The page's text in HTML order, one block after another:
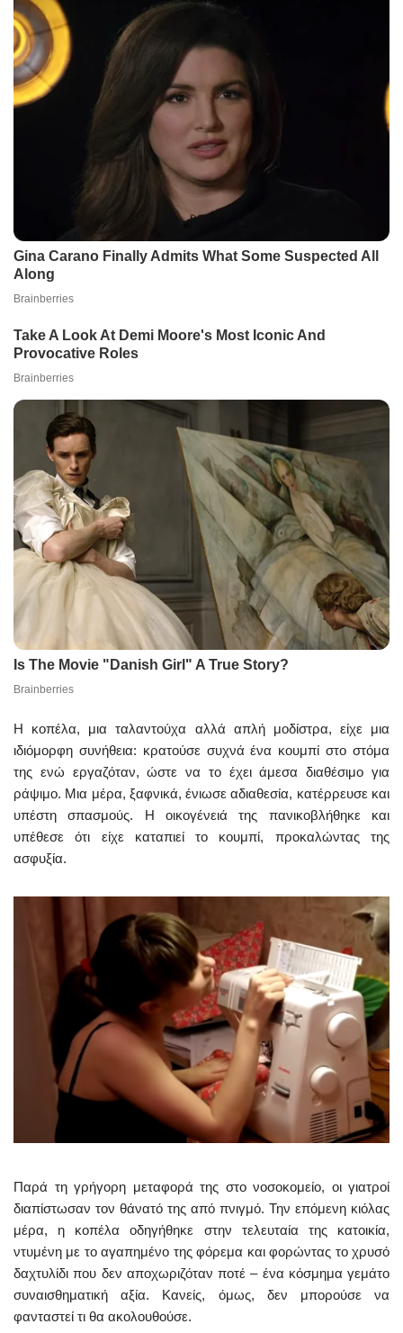
Η κοπέλα, μια ταλαντούχα αλλά απλή μοδίστρα, είχε μια
ιδιόμορφη συνήθεια: κρατούσε συχνά ένα κουμπί στο στόμα
της ενώ εργαζόταν, ώστε να το έχει άμεσα διαθέσιμο για
ράψιμο. Μια μέρα, ξαφνικά, ένιωσε αδιαθεσία, κατέρρευσε και
υπέστη σπασμούς. Η οικογένειά της πανικοβλήθηκε και
υπέθεσε ότι είχε καταπιεί το κουμπί, προκαλώντας της
ασφυξία.
Παρά τη γρήγορη μεταφορά της στο νοσοκομείο, οι γιατροί
διαπίστωσαν τον θάνατό της από πνιγμό. Την επόμενη κιόλας
μέρα, η κοπέλα οδηγήθηκε στην τελευταία της κατοικία,
ντυμένη με το αγαπημένο της φόρεμα και φορώντας το χρυσό
δαχτυλίδι που δεν αποχωριζόταν ποτέ – ένα κόσμημα γεμάτο
συναισθηματική αξία. Κανείς, όμως, δεν μπορούσε να
φανταστεί τι θα ακολουθούσε.